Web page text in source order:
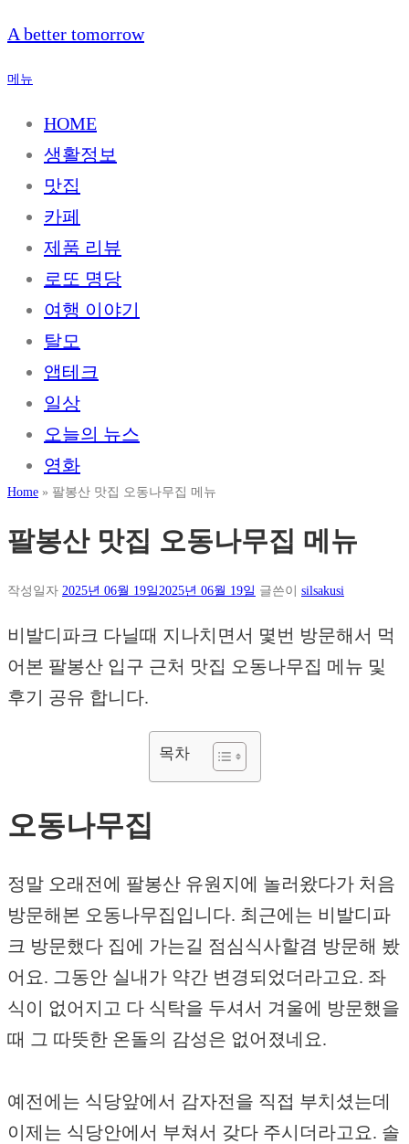
내
으
A better tomorrow
메뉴
HOME
생활정보
맛집
카페
제품 리뷰
로또 명당
여행 이야기
탈모
앱테크
일상
오늘의 뉴스
영화
Home » 팔봉산 맛집 오동나무집 메뉴
팔봉산 맛집 오동나무집 메뉴
작성일자 2025년 06월 19일2025년 06월 19일 글쓴이 silsakusi
비발디파크 다닐때 지나치면서 몇번 방문해서 먹
어본 팔봉산 입구 근처 맛집 오동나무집 메뉴 및
후기 공유 합니다.
목차
오동나무집
정말 오래전에 팔봉산 유원지에 놀러왔다가 처음
방문해본 오동나무집입니다. 최근에는 비발디파
크 방문했다 집에 가는길 점심식사할겸 방문해 봤
어요. 그동안 실내가 약간 변경되었더라고요. 좌
식이 없어지고 다 식탁을 두셔서 겨울에 방문했을
때 그 따뜻한 온돌의 감성은 없어졌네요.
예전에는 식당앞에서 감자전을 직접 부치셨는데
이제는 식당안에서 부쳐서 갖다 주시더라고요. 솔